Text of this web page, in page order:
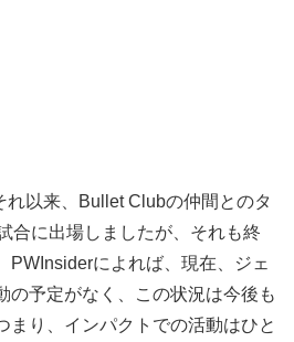
以来、Bullet Clubの仲間とのタ
合に出場しましたが、それも終
PWInsiderによれば、現在、ジェ
の予定がなく、この状況は今後も
まり、インパクトでの活動はひと